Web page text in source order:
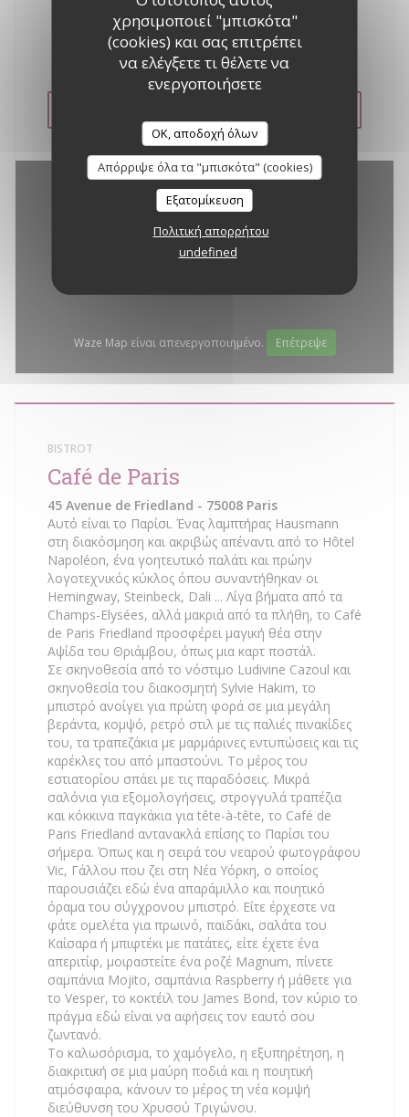
χρησιμοποιεί "μπισκότα"
(cookies) και σας επιτρέπει
να ελέγξετε τι θέλετε να
ενεργοποιήσετε
OK, αποδοχή όλων
Απόρριψε όλα τα "μπισκότα" (cookies)
Εξατομίκευση
Πολιτική απορρήτου
undefined
υπέροχο SunSet μας, σε μια ατμόσφαιρα στο
Lounge από τον DJ μας, .... Ιδιωτικός χώρος
στάθμευσης για τους πελάτες μας.
Waze Map είναι απενεργοποιημένο. Επέτρεψε
BISTROT
Café de Paris
45 Avenue de Friedland - 75008 Paris
Αυτό είναι το Παρίσι. Ένας λαμπτήρας Hausmann
στη διακόσμηση και ακριβώς απέναντι από το Hôtel
Napoléon, ένα γοητευτικό παλάτι και πρώην
λογοτεχνικός κύκλος όπου συναντήθηκαν οι
Hemingway, Steinbeck, Dali ... Λίγα βήματα από τα
Champs-Elysées, αλλά μακριά από τα πλήθη, το Café
de Paris Friedland προσφέρει μαγική θέα στην
Αψίδα του Θριάμβου, όπως μια καρτ ποστάλ.
Σε σκηνοθεσία από το νόστιμο Ludivine Cazoul και
σκηνοθεσία του διακοσμητή Sylvie Hakim, το
μπιστρό ανοίγει για πρώτη φορά σε μια μεγάλη
βεράντα, κομψό, ρετρό στιλ με τις παλιές πινακίδες
του, τα τραπεζάκια με μαρμάρινες εντυπώσεις και τις
καρέκλες του από μπαστούνι. Το μέρος του
εστιατορίου σπάει με τις παραδόσεις. Μικρά
σαλόνια για εξομολογήσεις, στρογγυλά τραπέζια
και κόκκινα παγκάκια για tête-à-tête, το Café de
Paris Friedland αντανακλά επίσης το Παρίσι του
σήμερα. Όπως και η σειρά του νεαρού φωτογράφου
Vic, Γάλλου που ζει στη Νέα Υόρκη, ο οποίος
παρουσιάζει εδώ ένα απαράμιλλο και ποιητικό
όραμα του σύγχρονου μπιστρό. Είτε έρχεστε να
φάτε ομελέτα για πρωινό, παϊδάκι, σαλάτα του
Καίσαρα ή μπιφτέκι με πατάτες, είτε έχετε ένα
απεριτίφ, μοιραστείτε ένα ροζέ Magnum, πίνετε
σαμπάνια Mojito, σαμπάνια Raspberry ή μάθετε για
το Vesper, το κοκτέιλ του James Bond, τον κύριο το
πράγμα εδώ είναι να αφήσεις τον εαυτό σου
ζωντανό.
Το καλωσόρισμα, το χαμόγελο, η εξυπηρέτηση, η
διακριτική σε μια μαύρη ποδιά και η ποιητική
ατμόσφαιρα, κάνουν το μέρος τη νέα κομψή
διεύθυνση του Χρυσού Τριγώνου.